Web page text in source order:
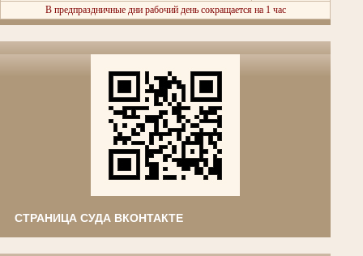
В предпраздничные дни рабочий день сокращается на 1 час
СТРАНИЦА СУДА ВКОНТАКТЕ